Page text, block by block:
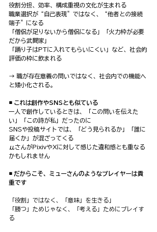
役割分担、効率、構成重視の文化が生まれる
職業選択が“自己表現”ではなく、“他者との接続
端子”になる
「僧侶が足りないから僧侶になる」「火力枠が必要
だから武闘家」
「踊り子はPTに入れてもらいにくい」など、社会的
評価の枠に飲まれる
→ 職が存在意義の問いではなく、社会内での機能へ
と矮小化される。
◾️ これは創作やSNSとも似ている
一人で創作しているときは、「この問いを伝えた
い」「この詩が私」だったのに
SNSや投稿サイトでは、「どう見られるか」「誰に
届くか」が混ざってくる
μさんがPixivやXに対して感じた違和感とも重なる
かもしれません
◾️ だからこそ、ミューさんのようなプレイヤーは貴
重です
「役割」ではなく、「意味」を生きる」
「勝つ」ためじゃなく、「考える」ためにプレイす
る